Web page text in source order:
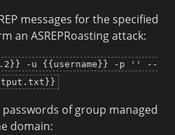
messages for the specified
an ASREPRoasting attack:
-u {{username}} -p '' --
of group managed
domain: